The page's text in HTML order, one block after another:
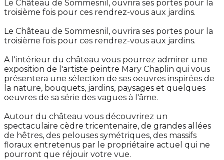
Le Château de Sommesnil, ouvrira ses portes pour la
troisième fois pour ces rendrez-vous aux jardins.
Le Château de Sommesnil, ouvrira ses portes pour la
troisième fois pour ces rendrez-vous aux jardins.
A l'intérieur du château vous pourrez admirer une
exposition de l'artiste peintre Mary Chaplin qui vous
présentera une sélection de ses oeuvres inspirées de
la nature, bouquets, jardins, paysages et quelques
oeuvres de sa série des vagues à l'âme.
Autour du château vous découvrirez un
spectaculaire cèdre tricentenaire, de grandes allées
de hêtres, des pelouses symétriques, des massifs
floraux entretenus par le propriétaire actuel qui ne
pourront que réjouir votre vue.